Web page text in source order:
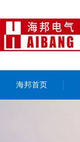
海邦首页